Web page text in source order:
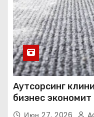
Аутсорсинг
бизнес экономит
Июн 27, 2026